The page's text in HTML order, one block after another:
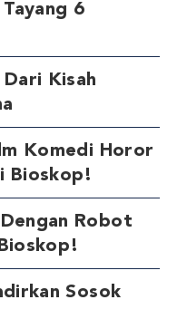
6
Kisah
Komedi Horor
Bioskop!
Robot
Sosok